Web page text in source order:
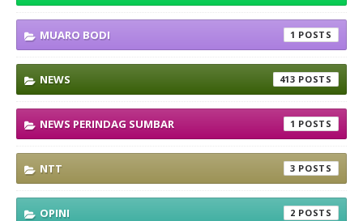
MUARO BODI 1
NEWS 413
NEWS PERINDAG SUMBAR 1
NTT 3
OPINI 2